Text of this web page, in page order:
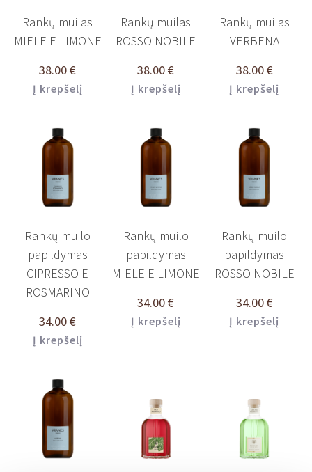
Rankų muilas
MIELE E LIMONE
38.00€
Į krepšelį
Rankų muilas
ROSSO NOBILE
38.00€
Į krepšelį
Rankų muilas
VERBENA
38.00€
Į krepšelį
Rankų muilo
papildymas
CIPRESSO E
ROSMARINO
34.00€
Į krepšelį
Rankų muilo
papildymas
MIELE E LIMONE
34.00€
Į krepšelį
Rankų muilo
papildymas
ROSSO NOBILE
34.00€
Į krepšelį